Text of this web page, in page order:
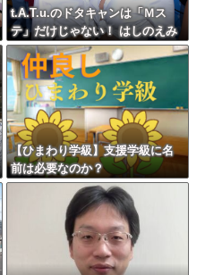
t.A.T.u.のドタキャンは「Ｍス
テ」だけじゃない！ はしのえみ
「来なかったんですよ…」
【ひまわり学級】支援学級に名
前は必要なのか？